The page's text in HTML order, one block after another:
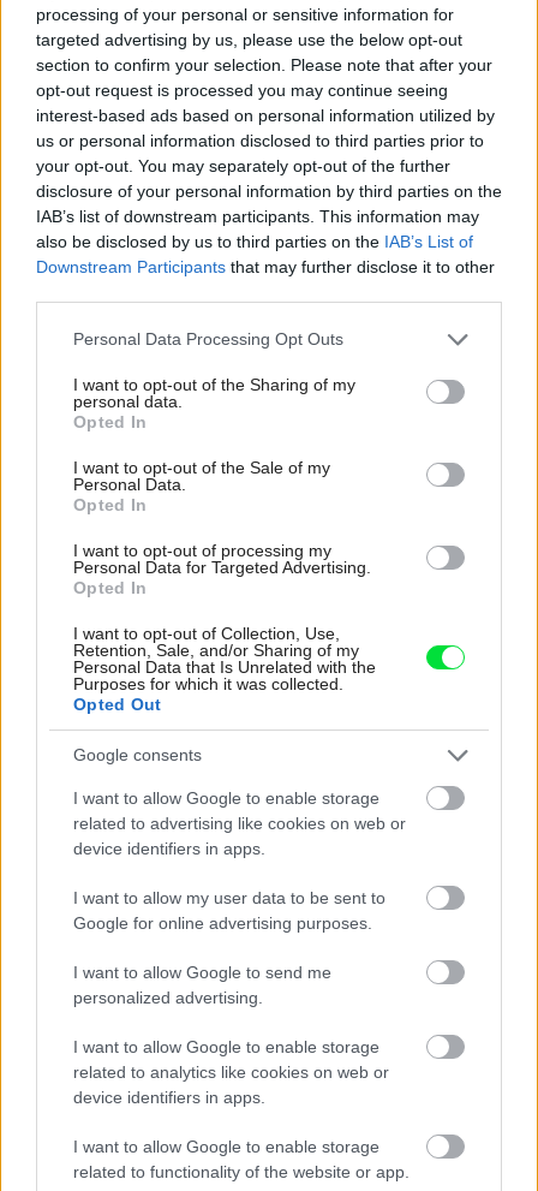
processing of your personal or sensitive information for
targeted advertising by us, please use the below opt-out
section to confirm your selection. Please note that after your
opt-out request is processed you may continue seeing
interest-based ads based on personal information utilized by
us or personal information disclosed to third parties prior to
your opt-out. You may separately opt-out of the further
disclosure of your personal information by third parties on the
IAB’s list of downstream participants. This information may
also be disclosed by us to third parties on the IAB’s List of
Downstream Participants that may further disclose it to other
Please note that this website/app uses one or more Google
not limited to your visit or usage behaviour. You may click to
grant or deny consent to Google and its third-party tags to
use your data for below specified purposes in below Google
consent section.
Personal Data Processing Opt Outs
I want to opt-out of the Sharing of my
personal data.
Opted In
I want to opt-out of the Sale of my
Personal Data.
Opted In
I want to opt-out of processing my
Personal Data for Targeted Advertising.
Opted In
I want to opt-out of Collection, Use,
Retention, Sale, and/or Sharing of my
Personal Data that Is Unrelated with the
Purposes for which it was collected.
Opted Out
Google consents
I want to allow Google to enable storage
related to advertising like cookies on web or
device identifiers in apps.
I want to allow my user data to be sent to
Google for online advertising purposes.
I want to allow Google to send me
personalized advertising.
I want to allow Google to enable storage
related to analytics like cookies on web or
device identifiers in apps.
I want to allow Google to enable storage
related to functionality of the website or app.
Zdieľať článok
Diskusia
Najčítanejšie
Deti odrástli, rodičia majú bývanie presne podľa